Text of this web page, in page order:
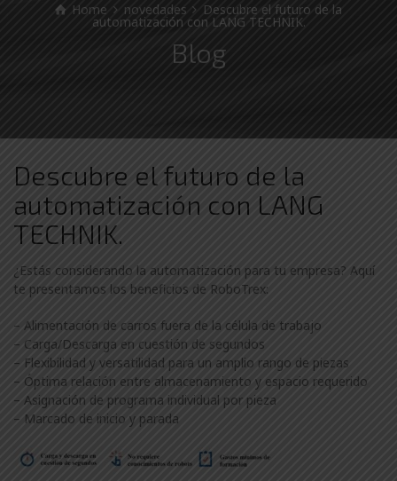
Home novedades Descubre el futuro de la
automatización con LANG TECHNIK.
Blog
Descubre el futuro de la
automatización con LANG
TECHNIK.
¿Estás considerando la automatización para tu empresa? Aquí
te presentamos los beneficios de RoboTrex:
– Alimentación de carros fuera de la célula de trabajo
– Carga/Descarga en cuestión de segundos
– Flexibilidad y versatilidad para un amplio rango de piezas
– Óptima relación entre almacenamiento y espacio requerido
– Asignación de programa individual por pieza
– Marcado de inicio y parada